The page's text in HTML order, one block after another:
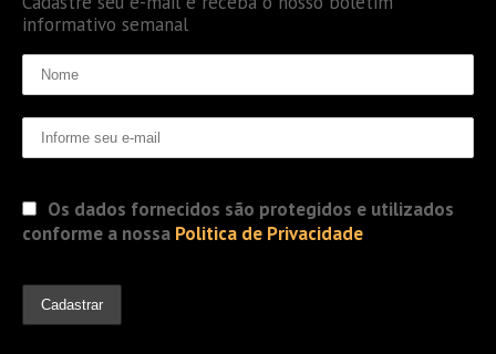
informativo semanal
Os dados fornecidos são protegidos e utilizados
conforme a nossa Politica de Privacidade